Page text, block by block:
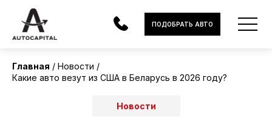
АВТОМОБИЛИ
ЭЛЕКТРОМОБИЛИ
ПОДОБРАТЬ АВТО
Главная
Новости
Какие авто везут из США в Беларусь в 2026 году?
Новости